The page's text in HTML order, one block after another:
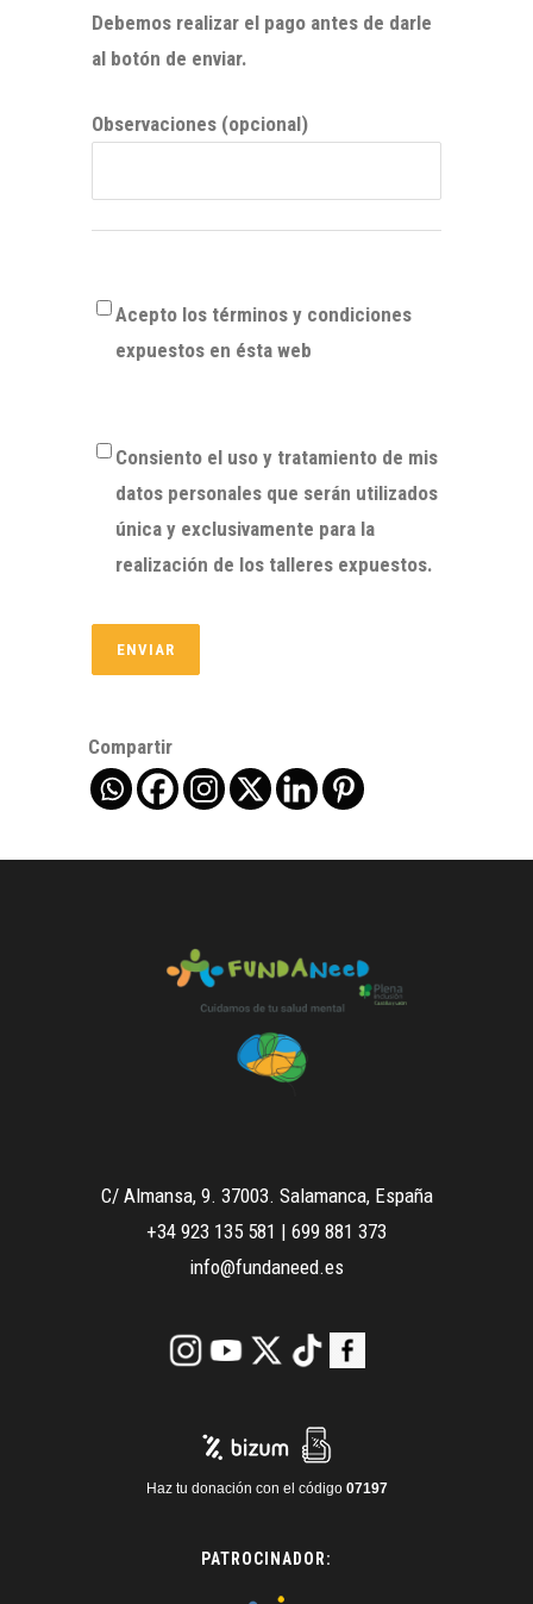
Debemos realizar el pago antes de darle
al botón de enviar.
Observaciones (opcional)
Acepto los términos y condiciones
expuestos en ésta web
Consiento el uso y tratamiento de mis
datos personales que serán utilizados
única y exclusivamente para la
realización de los talleres expuestos.
ENVIAR
Compartir
C/ Almansa, 9. 37003. Salamanca, España
+34 923 135 581 | 699 881 373
info@fundaneed.es
Haz tu donación con el código 07197
PATROCINADOR: